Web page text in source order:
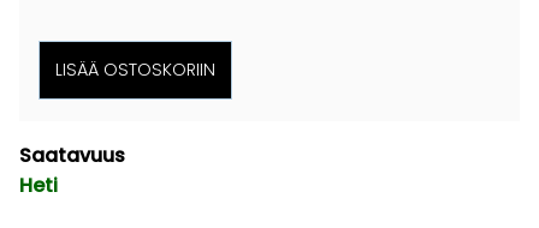
Saatavuus
Heti